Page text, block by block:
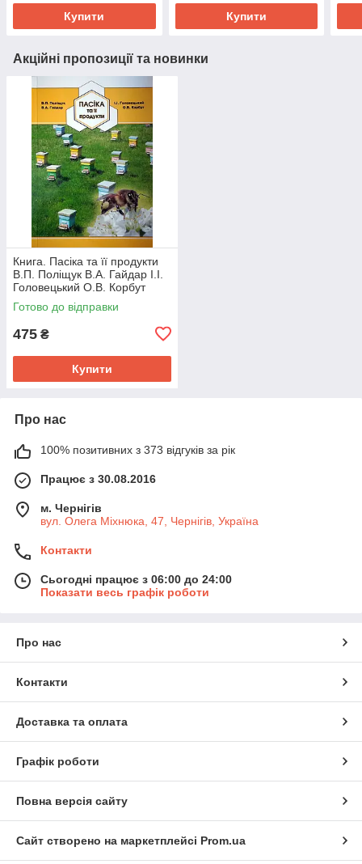
Купити Купити
Акційні пропозиції та новинки
Книга. Пасіка та її продукти
В.П. Поліщук В.А. Гайдар І.І.
Головецький О.В. Корбут
(збільш. ф-т, фото-вклейки)
Готово до відправки
475 ₴
Купити
Про нас
100% позитивних з 373 відгуків за рік
Працює з 30.08.2016
м. Чернігів
вул. Олега Міхнюка, 47, Чернігів, Україна
Контакти
Сьогодні працює з 06:00 до 24:00
Показати весь графік роботи
Про нас
Контакти
Доставка та оплата
Графік роботи
Повна версія сайту
Сайт створено на маркетплейсі Prom.ua